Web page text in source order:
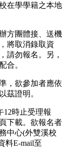
在學學籍之本地
方團體接、送機
將取消錄取資
請勿報名。另，
合。
，欲參加者應依
茲證明。
12時止受理報
下載。欲報名者
中心(外雙溪校
料E-mail至